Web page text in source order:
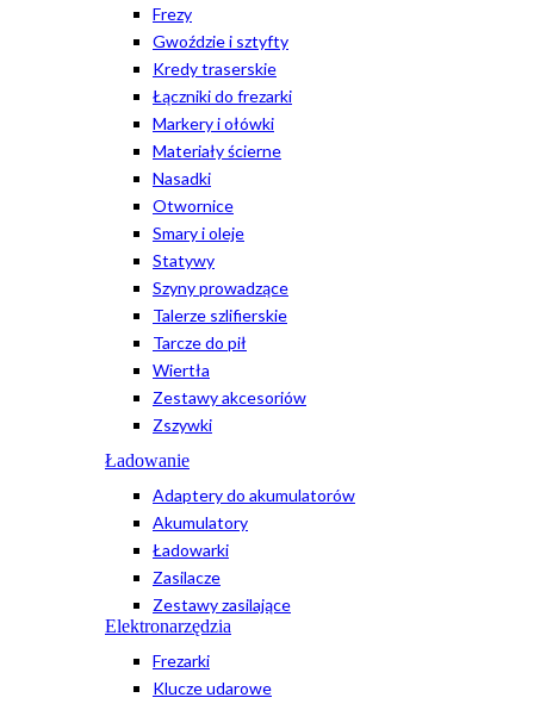
Frezy
Gwoździe i sztyfty
Kredy traserskie
Łączniki do frezarki
Markery i ołówki
Materiały ścierne
Nasadki
Otwornice
Smary i oleje
Statywy
Szyny prowadzące
Talerze szlifierskie
Tarcze do pił
Wiertła
Zestawy akcesoriów
Zszywki
Ładowanie
Adaptery do akumulatorów
Akumulatory
Ładowarki
Zasilacze
Zestawy zasilające
Elektronarzędzia
Frezarki
Klucze udarowe